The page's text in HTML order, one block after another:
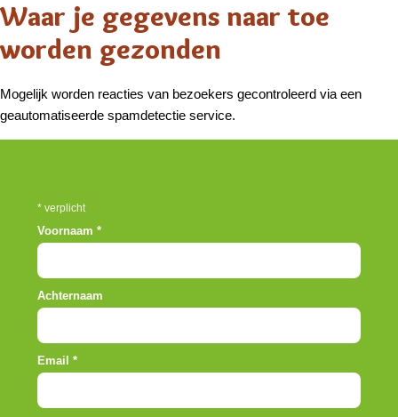
Waar je gegevens naar toe
worden gezonden
Mogelijk worden reacties van bezoekers gecontroleerd via een
geautomatiseerde spamdetectie service.
* verplicht
Voornaam *
Achternaam
Email *